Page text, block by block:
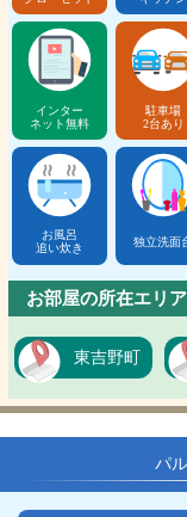
インター
ネット無料
駐車場
2台あり
お風呂
追い炊き
独立洗面
お部屋の所在エリア
東吉野町
パ